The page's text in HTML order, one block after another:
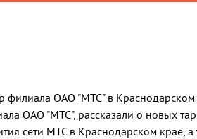
филиала ОАО "МТС" в Краснодарском
ОАО "МТС", рассказали о новых
сети МТС в Краснодарском крае, а